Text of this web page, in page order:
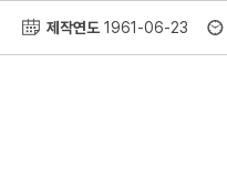
제작연도 1961-06-23